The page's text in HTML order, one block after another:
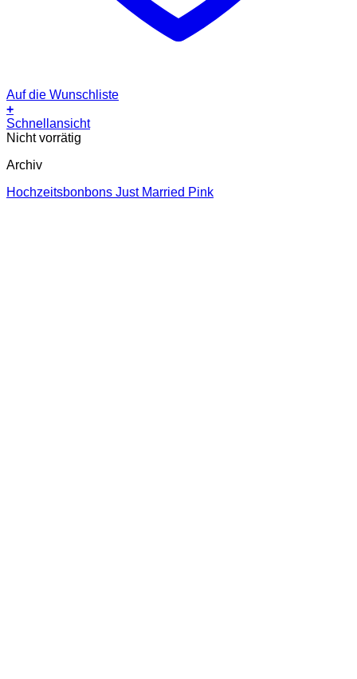
Auf die Wunschliste
+
Schnellansicht
Nicht vorrätig
Archiv
Hochzeitsbonbons Just Married Pink